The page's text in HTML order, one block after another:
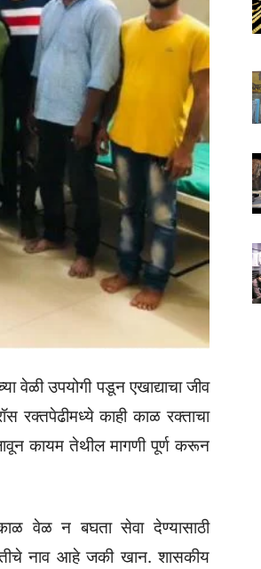
वेळी उपयोगी पडून एखाद्याचा जीव
रक्तपेढीमध्ये काही काळ रक्ताचा
कायम तेथील मागणी पूर्ण करून
काळ वेळ न बघता सेवा देण्यासाठी
नाव आहे जकी खान. शासकीय